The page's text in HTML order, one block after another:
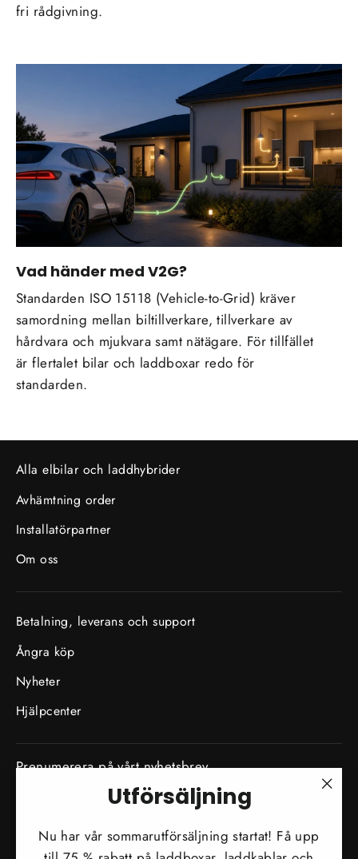
Utförsäljning
Nu har vår sommarutförsäljning startat! Få upp
fri rådgivning.
Vad händer med V2G?
Standarden ISO 15118 (Vehicle-to-Grid) kräver
samordning mellan biltillverkare, tillverkare av
hårdvara och mjukvara samt nätägare. För tillfället
är flertalet bilar och laddboxar redo för
standarden.
Alla elbilar och laddhybrider
Avhämtning order
Installatörpartner
Om oss
Betalning, leverans och support
Ångra köp
Nyheter
Hjälpcenter
Prenumerera på vårt nyhetsbrev
Prenumerera